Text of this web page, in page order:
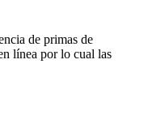
de primas de
línea por lo cual las